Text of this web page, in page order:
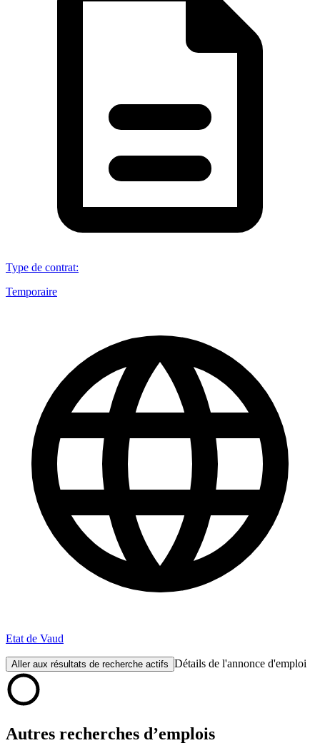
Type de contrat:
Temporaire
Etat de Vaud
Aller aux résultats de recherche actifs Détails de l'annonce d'emploi
Autres recherches d’emplois